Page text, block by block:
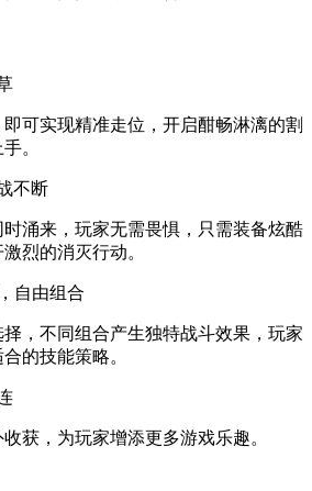
可实现精准走位，开启酣畅淋漓的割
。
不断
涌来，玩家无需畏惧，只需装备炫酷
烈的消灭行动。
自由组合
，不同组合产生独特战斗效果，玩家
的技能策略。
获，为玩家增添更多游戏乐趣。